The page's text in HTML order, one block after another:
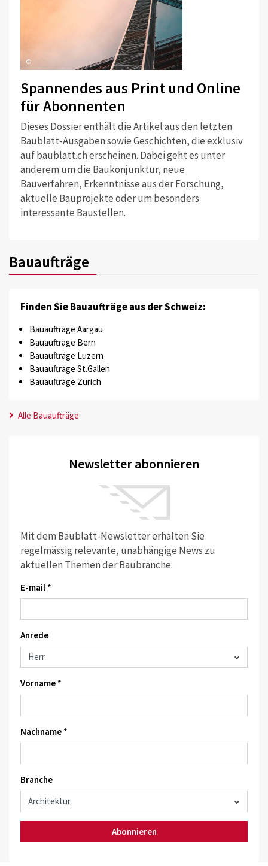
©
Spannendes aus Print und Online
für Abonnenten
Dieses Dossier enthält die Artikel aus den letzten
Baublatt-Ausgaben sowie Geschichten, die exklusiv
auf baublatt.ch erscheinen. Dabei geht es unter
anderem um die Baukonjunktur, neue
Bauverfahren, Erkenntnisse aus der Forschung,
aktuelle Bauprojekte oder um besonders
interessante Baustellen.
Bauaufträge
Finden Sie Bauaufträge aus der Schweiz:
Bauaufträge Aargau
Bauaufträge Bern
Bauaufträge Luzern
Bauaufträge St.Gallen
Bauaufträge Zürich
Alle Bauaufträge
Newsletter abonnieren
Mit dem Baublatt-Newsletter erhalten Sie
regelmässig relevante, unabhängige News zu
aktuellen Themen der Baubranche.
E-mail *
Anrede
Vorname *
Nachname *
Branche
Abonnieren